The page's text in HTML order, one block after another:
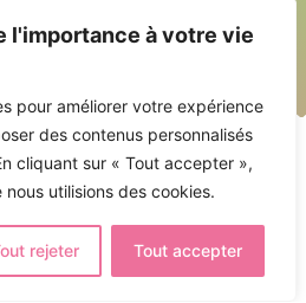
l'importance à votre vie
pour améliorer votre expérience
des contenus personnalisés
cliquant sur « Tout accepter »,
utilisions des cookies.
rejeter Tout accepter
infos pratiques